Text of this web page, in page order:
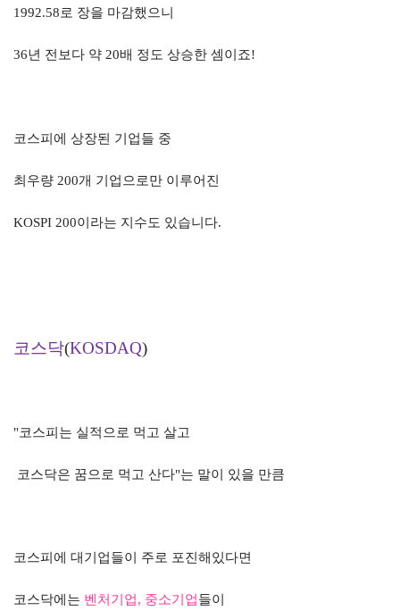
1992.58로 장을 마감했으니
36년 전보다 약 20배 정도 상승한 셈이죠!
코스피에 상장된 기업들 중
최우량 200개 기업으로만 이루어진
KOSPI 200이라는 지수도 있습니다.
코스닥(KOSDAQ)
"코스피는 실적으로 먹고 살고
코스닥은 꿈으로 먹고 산다"는 말이 있을 만큼
코스피에 대기업들이 주로 포진해있다면
코스닥에는 벤처기업, 중소기업들이